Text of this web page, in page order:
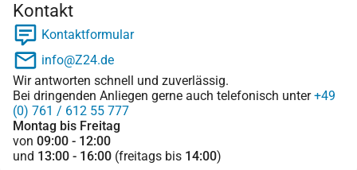
Kontakt
Kontaktformular
info@Z24.de
Wir antworten schnell und zuverlässig.
Bei dringenden Anliegen gerne auch telefonisch unter+49
(0) 761 / 612 55 777
Montag bis Freitag
von 09:00 - 12:00
und 13:00 - 16:00 (freitags bis 14:00)